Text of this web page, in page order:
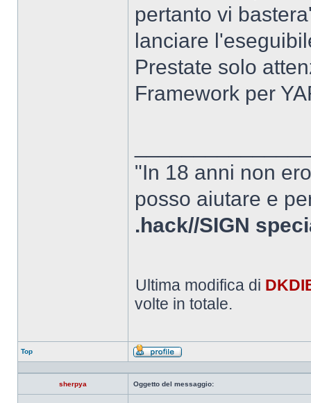
pertanto vi
lanciare
Prestate solo
Framework per
"In 18 anni non
posso aiutare e
.hack//SIGN
Ultima modifica di
volte in totale.
Top
Profilo
sherpya Oggetto del messaggio: